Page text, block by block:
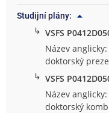
Studijní plány:
↳ VSFS
Název
doktorský
↳ VSFS
Název
doktorský